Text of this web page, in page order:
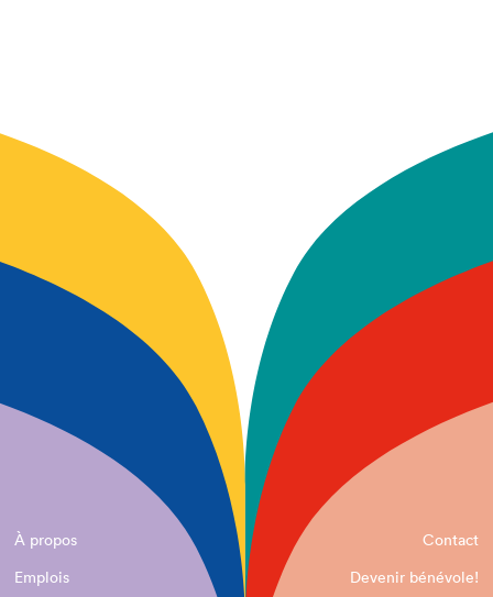
À propos
Contact
Emplois
Devenir bénévole!